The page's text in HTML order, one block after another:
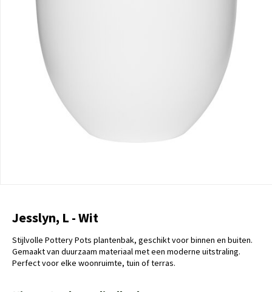
Jesslyn, L - Wit
Stijlvolle Pottery Pots plantenbak, geschikt voor binnen en buiten.
Gemaakt van duurzaam materiaal met een moderne uitstraling.
Perfect voor elke woonruimte, tuin of terras.